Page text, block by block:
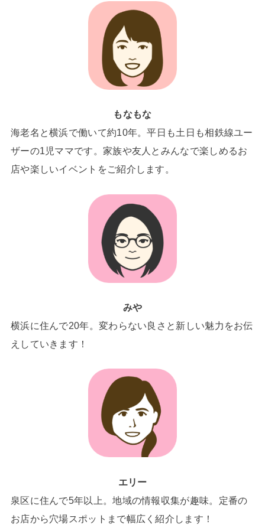
もなもな
海老名と横浜で働いて約10年。平日も土日も相鉄線ユー
ザーの1児ママです。家族や友人とみんなで楽しめるお
店や楽しいイベントをご紹介します。
みや
横浜に住んで20年。変わらない良さと新しい魅力をお伝
えしていきます！
エリー
泉区に住んで5年以上。地域の情報収集が趣味。定番の
お店から穴場スポットまで幅広く紹介します！